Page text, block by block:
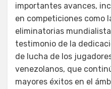
importantes avances,
en competiciones como
eliminatorias
testimonio de la
de lucha de los
venezolanos, que
mayores éxitos en el